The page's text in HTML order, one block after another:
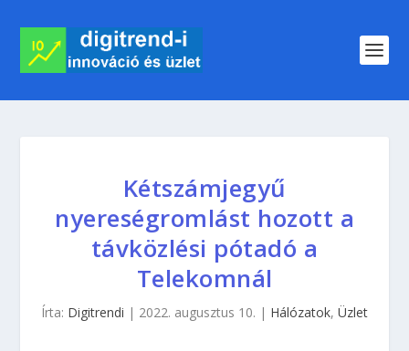
Kétszámjegyű
nyereségromlást hozott a
távközlési pótadó a
Telekomnál
Írta: Digitrendi | 2022. augusztus 10. | Hálózatok, Üzlet